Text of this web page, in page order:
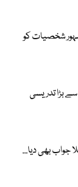
شخصیات کو
بڑا تدریسی
جواب بھی دیا...